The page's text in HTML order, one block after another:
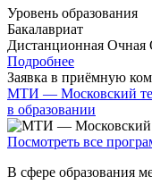
Уровень образования
Бакалавриат
Дистанционная Очная
Подробнее
Заявка в приёмную
МТИ — Московский
в образовании
Посмотреть все
В сфере образования